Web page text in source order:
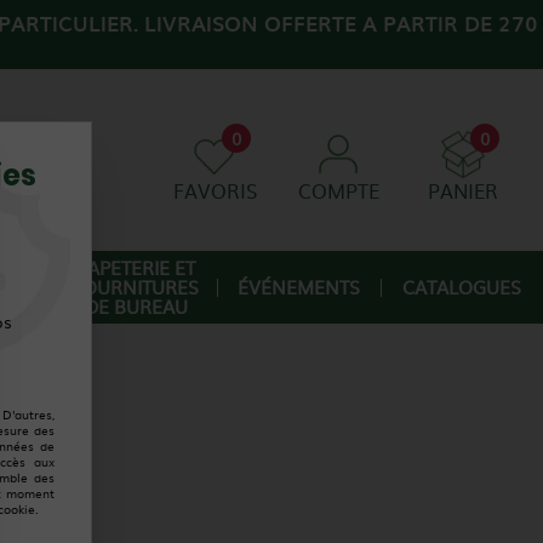
LIVRAISON OFFERTE A PARTIR DE 270
0
FAVORIS COMPTE
0
PANIER
PAPETERIE ET
FOURNITURES
DE BUREAU
ÉVÉNEMENTS CATALOGUES
des
de
aux
des
moment